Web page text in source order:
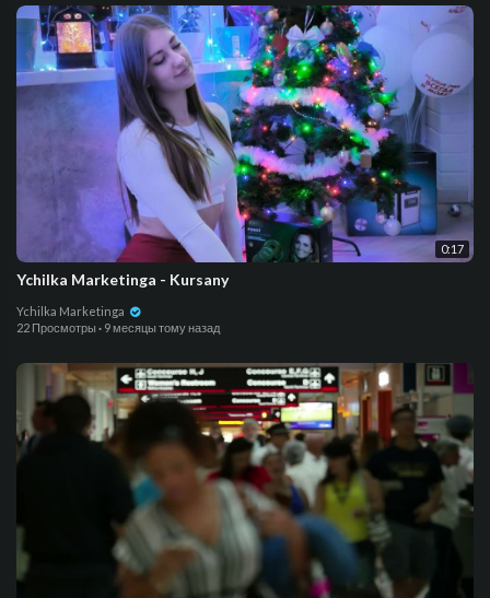
0:17
Ychilka Marketinga - Kursany
Ychilka Marketinga
22 Просмотры · 9 месяцы тому назад